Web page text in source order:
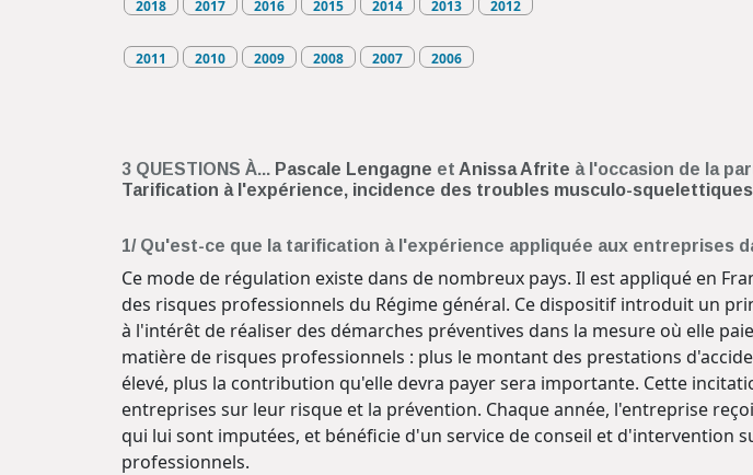
2018 2017 2016 2015 2014 2013 2012
2011 2010 2009 2008 2007 2006
3 QUESTIONS À... Pascale Lengagne et Anissa Afrite à l'occasion de la
Tarification à l'expérience, incidence des troubles musculo-
1/ Qu'est-ce que la tarification à l'expérience appliquée aux entreprises
Ce mode de régulation existe dans de nombreux pays. Il est appliqué en
des risques professionnels du Régime général. Ce dispositif introduit un
à l'intérêt de réaliser des démarches préventives dans la mesure où elle
matière de risques professionnels : plus le montant des prestations
élevé, plus la contribution qu'elle devra payer sera importante. Cette
entreprises sur leur risque et la prévention. Chaque année, l'entreprise
qui lui sont imputées, et bénéficie d'un service de conseil et d'intervention
professionnels.